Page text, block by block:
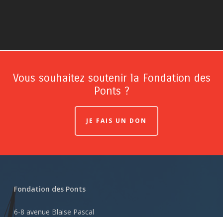
Vous souhaitez soutenir la Fondation des
Ponts ?
JE FAIS UN DON
Fondation des Ponts
6-8 avenue Blaise Pascal